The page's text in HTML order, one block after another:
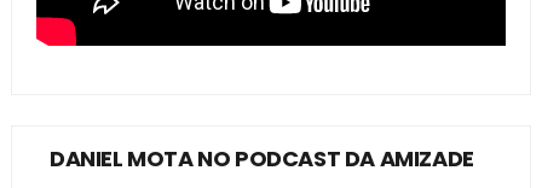
DANIEL MOTA NO PODCAST DA AMIZADE